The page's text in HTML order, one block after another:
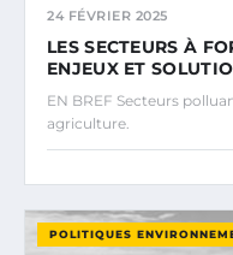
24 FÉVRIER 2025
LES SECTEURS À
ENJEUX ET
EN BREF Secteurs
agriculture.
POLITIQUES